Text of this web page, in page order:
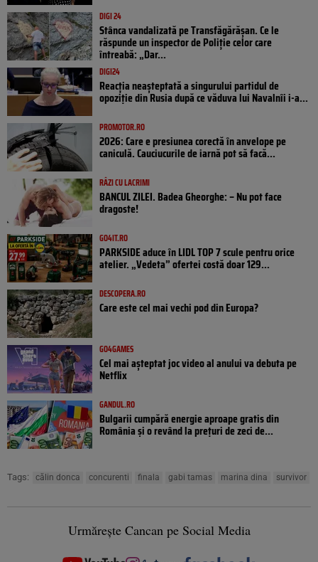
DIGI 24
Stânca vandalizată pe Transfăgărășan. Ce le
răspunde un inspector de Poliție celor care
întreabă: „Dar...
DIGI24
Reacția neașteptată a singurului partidul de
opoziţie din Rusia după ce văduva lui Navalnîi i-a...
PROMOTOR.RO
2026: Care e presiunea corectă în anvelope pe
caniculă. Cauciucurile de iarnă pot să facă...
RÂZI CU LACRIMI
BANCUL ZILEI. Badea Gheorghe: – Nu pot face
dragoste!
GO4IT.RO
PARKSIDE aduce în LIDL TOP 7 scule pentru orice
atelier. „Vedeta” ofertei costă doar 129...
DESCOPERA.RO
Care este cel mai vechi pod din Europa?
GO4GAMES
Cel mai așteptat joc video al anului va debuta pe
Netflix
GANDUL.RO
Bulgarii cumpără energie aproape gratis din
România și o revând la prețuri de zeci de...
Tags: călin donca concurenti finala gabi tamas marina dina survivor
Urmărește Cancan pe Social Media